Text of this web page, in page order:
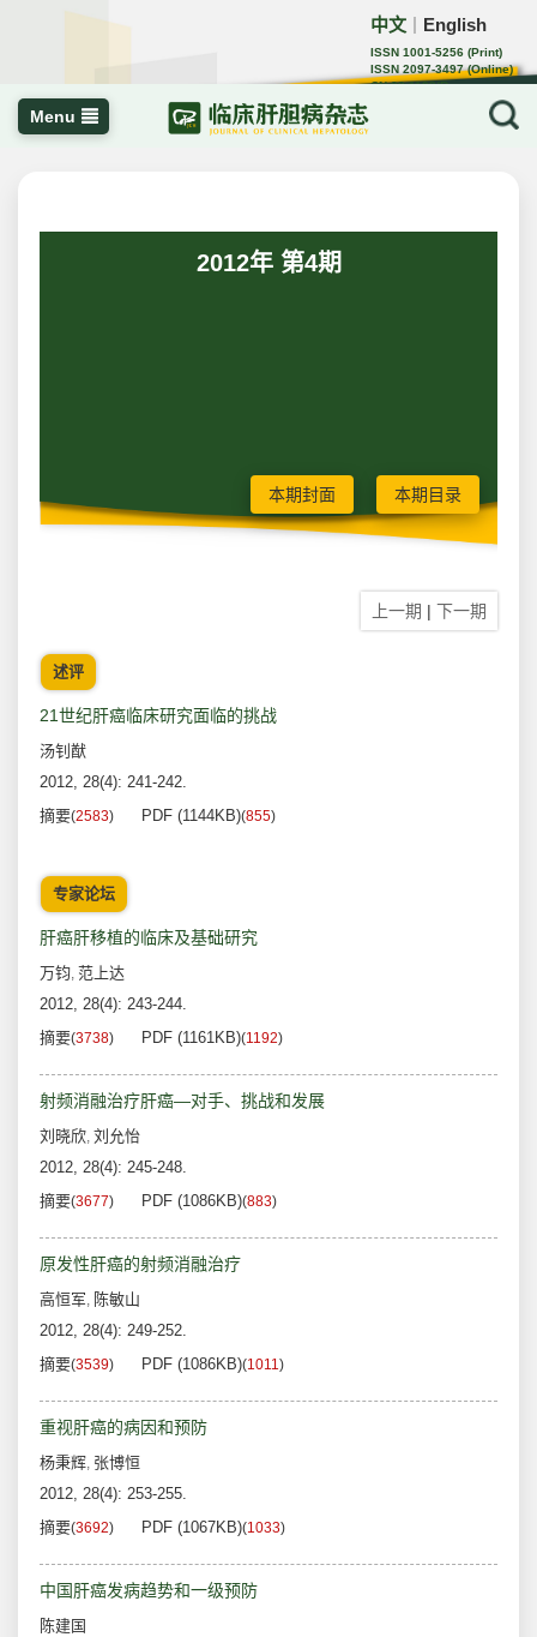
中文 English
ISSN 1001-5256 (Print)
ISSN 2097-3497 (Online)
CN 22-1108/R
Menu
2012年 第4期
本期封面 本期目录
上一期 | 下一期
述评
21世纪肝癌临床研究面临的挑战
汤钊猷
2012, 28(4): 241-242.
摘要(2583) PDF (1144KB)(855)
专家论坛
肝癌肝移植的临床及基础研究
万钧, 范上达
2012, 28(4): 243-244.
摘要(3738) PDF (1161KB)(1192)
射频消融治疗肝癌—对手、挑战和发展
刘晓欣, 刘允怡
2012, 28(4): 245-248.
摘要(3677) PDF (1086KB)(883)
原发性肝癌的射频消融治疗
高恒军, 陈敏山
2012, 28(4): 249-252.
摘要(3539) PDF (1086KB)(1011)
重视肝癌的病因和预防
杨秉辉, 张博恒
2012, 28(4): 253-255.
摘要(3692) PDF (1067KB)(1033)
中国肝癌发病趋势和一级预防
陈建国